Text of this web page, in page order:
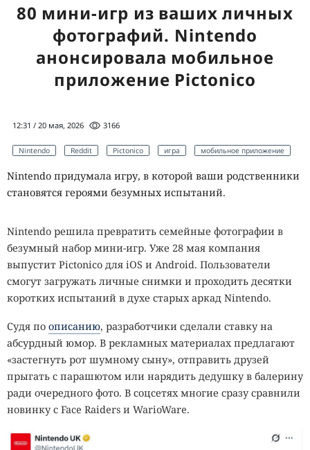
80 мини-игр из ваших личных
фотографий. Nintendo
анонсировала мобильное
приложение Pictonico
12:31 / 20 мая, 2026 3166
Nintendo Reddit Pictonico игра мобильное приложение
Nintendo придумала игру, в которой ваши родственники
становятся героями безумных испытаний.
Nintendo решила превратить семейные фотографии в
безумный набор мини-игр. Уже 28 мая компания
выпустит Pictonico для iOS и Android. Пользователи
смогут загружать личные снимки и проходить десятки
коротких испытаний в духе старых аркад Nintendo.
Судя по описанию, разработчики сделали ставку на
абсурдный юмор. В рекламных материалах предлагают
«застегнуть рот шумному сыну», отправить друзей
прыгать с парашютом или нарядить дедушку в балерину
ради очередного фото. В соцсетях многие сразу сравнили
новинку с Face Raiders и WarioWare.